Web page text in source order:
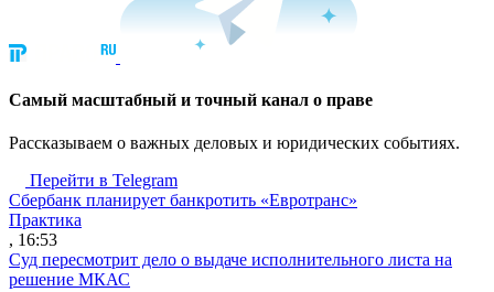
Cамый масштабный и точный канал о праве
Рассказываем о важных деловых и юридических событиях.
Перейти в Telegram
Сбербанк планирует банкротить «Евротранс»
Практика
, 16:53
Суд пересмотрит дело о выдаче исполнительного листа на
решение МКАС